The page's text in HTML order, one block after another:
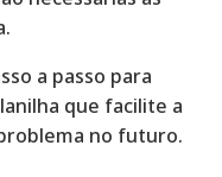
a passo para
que facilite a
no futuro.